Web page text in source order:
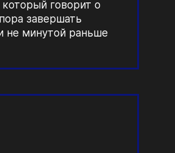
говорит о
завершать
не минутой раньше